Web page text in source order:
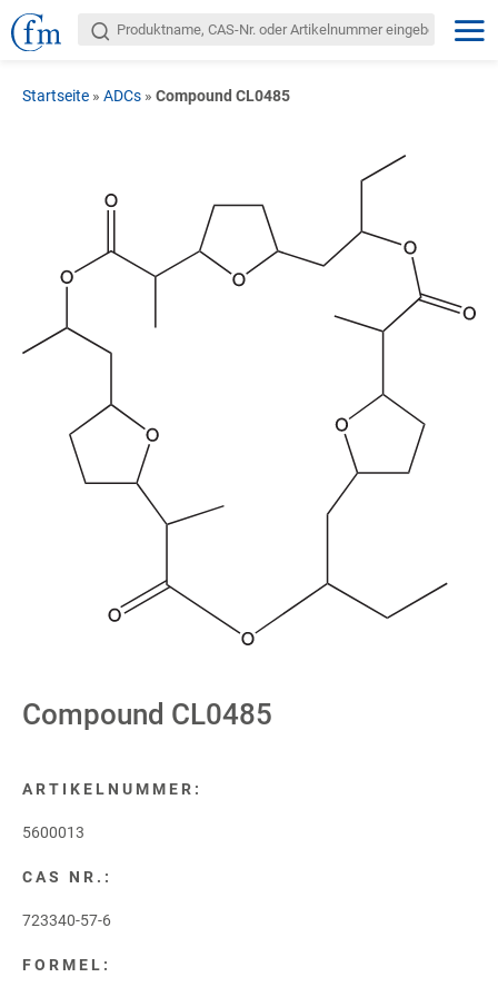
Startseite » ADCs » Compound CL0485
Compound CL0485
ARTIKELNUMMER:
5600013
CAS NR.:
723340-57-6
FORMEL: